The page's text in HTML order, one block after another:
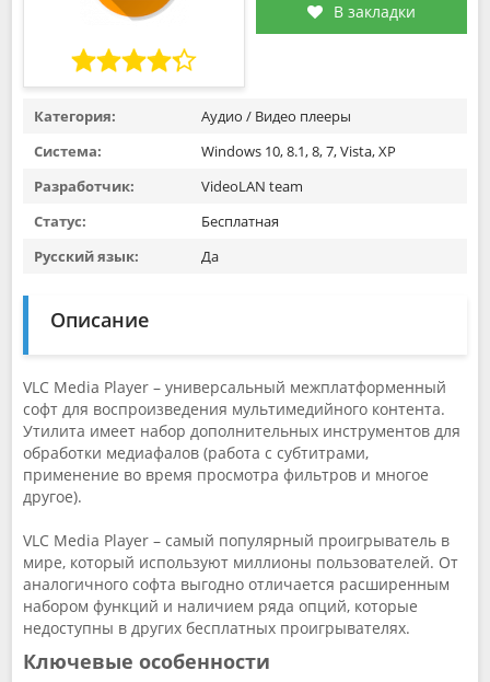
В закладки
Категория:
Аудио / Видео плееры
Система:
Windows 10, 8.1, 8, 7, Vista, XP
Разработчик:
VideoLAN team
Статус:
Бесплатная
Русский язык:
Да
Описание
VLC Media Player – универсальный межплатформенный
софт для воспроизведения мультимедийного контента.
Утилита имеет набор дополнительных инструментов для
обработки медиафалов (работа с субтитрами,
применение во время просмотра фильтров и многое
другое).
VLC Media Player – самый популярный проигрыватель в
мире, который используют миллионы пользователей. От
аналогичного софта выгодно отличается расширенным
набором функций и наличием ряда опций, которые
недоступны в других бесплатных проигрывателях.
Ключевые особенности